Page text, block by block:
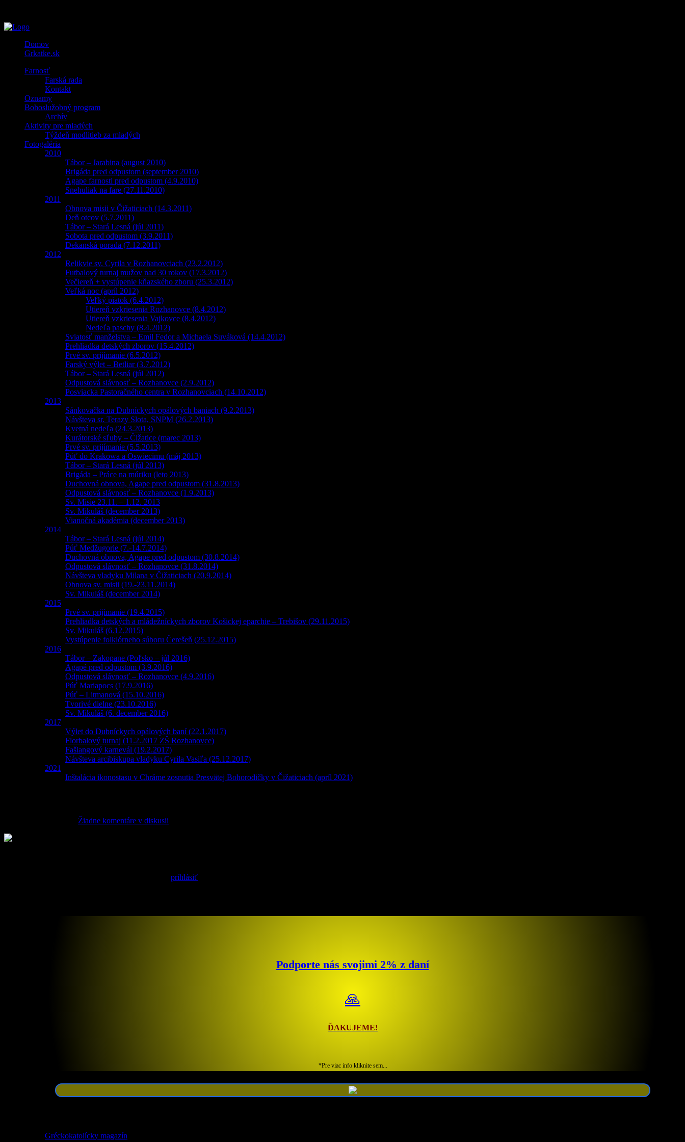
Domov
Grkatke.sk
Farnosť
Farská rada
Kontakt
Oznamy
Bohoslužobný program
Archív
Aktivity pre mladých
Týždeň modlitieb za mladých
Fotogaléria
2010
Tábor – Jarabina (august 2010)
Brigáda pred odpustom (september 2010)
Agape farnosti pred odpustom (4.9.2010)
Snehuliak na fare (27.11.2010)
2011
Obnova misii v Čižaticiach (14.3.2011)
Deň otcov (5.7.2011)
Tábor – Stará Lesná (júl 2011)
Sobota pred odpustom (3.9.2011)
Dekanská porada (7.12.2011)
2012
Relikvie sv. Cyrila v Rozhanovciach (23.2.2012)
Futbalový turnaj mužov nad 30 rokov (17.3.2012)
Večiereň + vystúpenie kňazského zboru (25.3.2012)
Veľká noc (apríl 2012)
Veľký piatok (6.4.2012)
Utiereň vzkriesenia Rozhanovce (8.4.2012)
Utiereň vzkriesenia Vajkovce (8.4.2012)
Nedeľa paschy (8.4.2012)
Sviatosť manželstva – Emil Fedor a Michaela Suváková (14.4.2012)
Prehliadka detských zborov (15.4.2012)
Prvé sv. prijímanie (6.5.2012)
Farský výlet – Betliar (3.7.2012)
Tábor – Stará Lesná (júl 2012)
Odpustová slávnosť – Rozhanovce (2.9.2012)
Posviacka Pastoračného centra v Rozhanovciach (14.10.2012)
2013
Sánkovačka na Dubníckych opálových baniach (9.2.2013)
Návšteva sr. Terazy Slota, SNPM (26.2.2013)
Kvetná nedeľa (24.3.2013)
Kurátorské sľuby – Čižatice (marec 2013)
Prvé sv. prijímanie (5.5.2013)
Púť do Krakowa a Oswiecimu (máj 2013)
Tábor – Stará Lesná (júl 2013)
Brigáda – Práce na múriku (leto 2013)
Duchovná obnova, Agape pred odpustom (31.8.2013)
Odpustová slávnosť – Rozhanovce (1.9.2013)
Sv. Misie 23.11. – 1.12. 2013
Sv. Mikuláš (december 2013)
Vianočná akadémia (december 2013)
2014
Tábor – Stará Lesná (júl 2014)
Púť Medžugorie (7.-14.7.2014)
Duchovná obnova, Agape pred odpustom (30.8.2014)
Odpustová slávnosť – Rozhanovce (31.8.2014)
Návšteva vladyku Milana v Čižaticiach (20.9.2014)
Obnova sv. misii (19.-23.11.2014)
Sv. Mikuláš (december 2014)
2015
Prvé sv. prijímanie (19.4.2015)
Prehliadka detských a mládežníckych zborov Košickej eparchie – Trebišov (29.11.2015)
Sv. Mikuláš (6.12.2015)
Vystúpenie folklórneho súboru Čerešeň (25.12.2015)
2016
Tábor – Zakopane (Poľsko – júl 2016)
Agapé pred odpustom (3.9.2016)
Odpustová slávnosť – Rozhanovce (4.9.2016)
Púť Mariapocs (17.9.2016)
Púť – Litmanová (15.10.2016)
Tvorivé dielne (23.10.2016)
Sv. Mikuláš (6. december 2016)
2017
Výlet do Dubníckych opálových baní (22.1.2017)
Florbalový turnaj (11.2.2017 ZŠ Rozhanovce)
Fašiangový karnevál (19.2.2017)
Návšteva arcibiskupa vladyku Cyrila Vasiľa (25.12.2017)
2021
Inštalácia ikonostasu v Chráme zosnutia Presvätej Bohorodičky v Čižaticiach (apríl 2021)
Žiadne komentáre v diskusii
prihlásiť
Podporte nás svojimi 2% z daní
🙏
ĎAKUJEME!
*Pre viac info kliknite sem...
Gréckokatolícky magazín